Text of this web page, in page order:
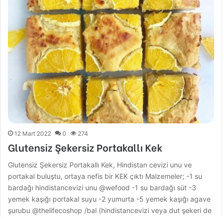
12 Mart 2022 0 274
Glutensiz Şekersiz Portakallı Kek
Glutensiz Şekersiz Portakallı Kek, Hindistan cevizi unu ve
portakal buluştu, ortaya nefis bir KEK çıktı Malzemeler; -1 su
bardağı hindistancevizi unu @wefood -1 su bardağı süt -3
yemek kaşığı portakal suyu -2 yumurta -5 yemek kaşığı agave
şurubu @thelifecoshop /bal (hindistancevizi veya dut şekeri de